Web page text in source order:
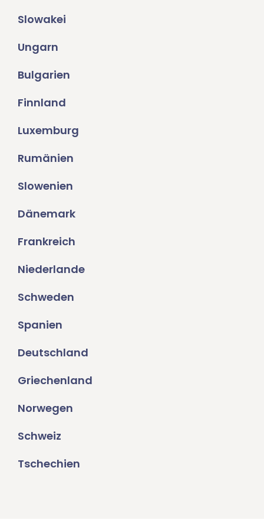
Slowakei
Ungarn
Bulgarien
Finnland
Luxemburg
Rumänien
Slowenien
Dänemark
Frankreich
Niederlande
Schweden
Spanien
Deutschland
Griechenland
Norwegen
Schweiz
Tschechien